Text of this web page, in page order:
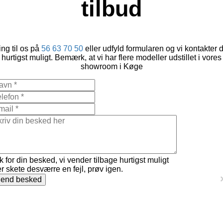
tilbud
til os på 56 63 70 50 eller udfyld formularen og vi kontakter
hurtigst muligt. Bemærk, at vi har flere modeller udstillet i vores
showroom i Køge
for din besked, vi vender tilbage hurtigst muligt
skete desværre en fejl, prøv igen.
besked